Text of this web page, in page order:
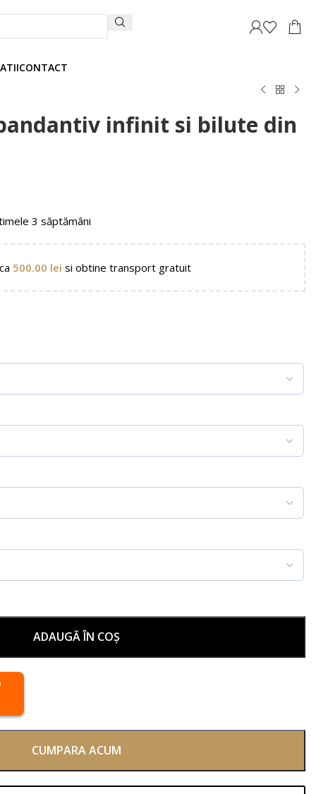
CONTACT
infinit si bilute din
3 săptămâni
500.00 lei si obtine transport gratuit
ADAUGĂ ÎN COȘ
CUMPARA ACUM